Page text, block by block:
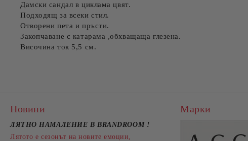
Дамски сандал в циклама цвят.
Подходящ за всеки стил.
Отворени пета и пръсти.
Закопчаване с катарама ,обхващаща глезена.
Височина ток 5,5 см.
Новини
ЛЯТНО НАМАЛЕНИЕ В BRANDROOM !
Лятото е сезонът на новите емоции,
Марки